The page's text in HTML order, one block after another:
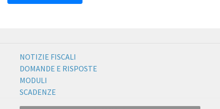
NOTIZIE FISCALI
DOMANDE E RISPOSTE
MODULI
SCADENZE